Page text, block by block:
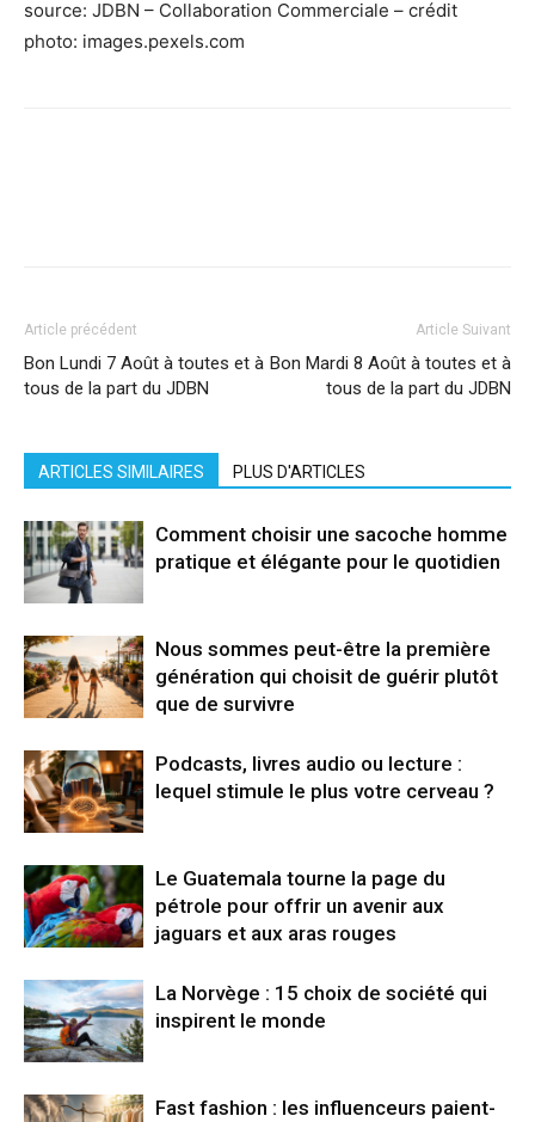
source: JDBN – Collaboration Commerciale – crédit
photo: images.pexels.com
Article précédent
Bon Lundi 7 Août à toutes et à
tous de la part du JDBN
Article Suivant
Bon Mardi 8 Août à toutes et à
tous de la part du JDBN
ARTICLES SIMILAIRES PLUS D'ARTICLES
Comment choisir une sacoche homme
pratique et élégante pour le quotidien
Nous sommes peut-être la première
génération qui choisit de guérir plutôt
que de survivre
Podcasts, livres audio ou lecture :
lequel stimule le plus votre cerveau ?
Le Guatemala tourne la page du
pétrole pour offrir un avenir aux
jaguars et aux aras rouges
La Norvège : 15 choix de société qui
inspirent le monde
Fast fashion : les influenceurs paient-